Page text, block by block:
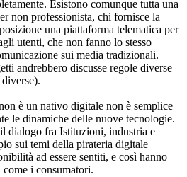
Esistono comunque tutta una
non professionista, chi fornisce la
una piattaforma telematica per
utenti, che non fanno lo stesso
sui media tradizionali.
andrebbero discusse regole diverse
è un nativo digitale non è semplice
le dinamiche delle nuove tecnologie.
dialogo fra Istituzioni, industria e
sui temi della pirateria digitale
ad essere sentiti, e così hanno
i consumatori.